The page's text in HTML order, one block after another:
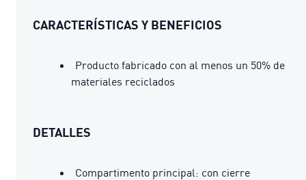
CARACTERÍSTICAS Y BENEFICIOS
Producto fabricado con al menos un 50% de
materiales reciclados
DETALLES
Compartimento principal: con cierre